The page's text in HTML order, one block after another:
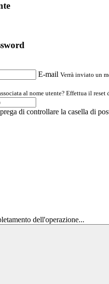
E-mail Verrà inviato un
al nome utente? Effettua il reset
di controllare la casella di
dell'operazione...